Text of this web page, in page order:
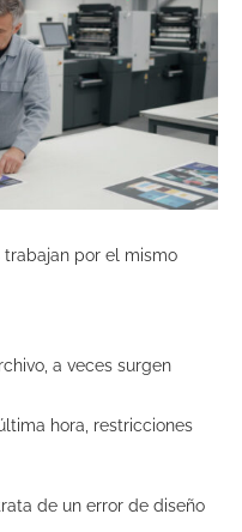
trabajan por el mismo
a veces surgen
hora, restricciones
de un error de diseño